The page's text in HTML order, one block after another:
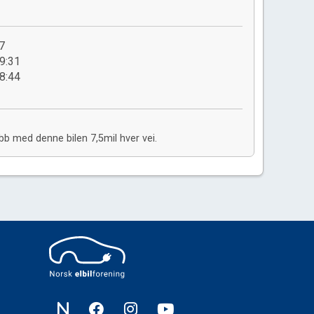
med denne bilen 7,5mil hver vei.